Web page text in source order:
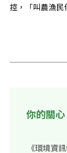
控，「叫農漁民
你的關
《環境資